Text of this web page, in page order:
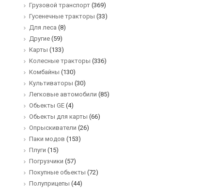
Грузовой транспорт (369)
Гусенечные тракторы (33)
Для леса (8)
Другие (59)
Карты (133)
Колесные тракторы (336)
Комбайны (130)
Культиваторы (30)
Легковые автомобили (85)
Обьекты GE (4)
Обьекты для карты (66)
Опрыскиватели (26)
Паки модов (153)
Плуги (15)
Погрузчики (57)
Покупные обьекты (72)
Полуприцепы (44)